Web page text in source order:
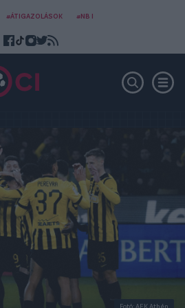
#ÁTIGAZOLÁSOK #NB I
Fotó: AEK Athén